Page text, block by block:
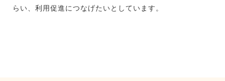
らい、利用促進につなげたいとしています。